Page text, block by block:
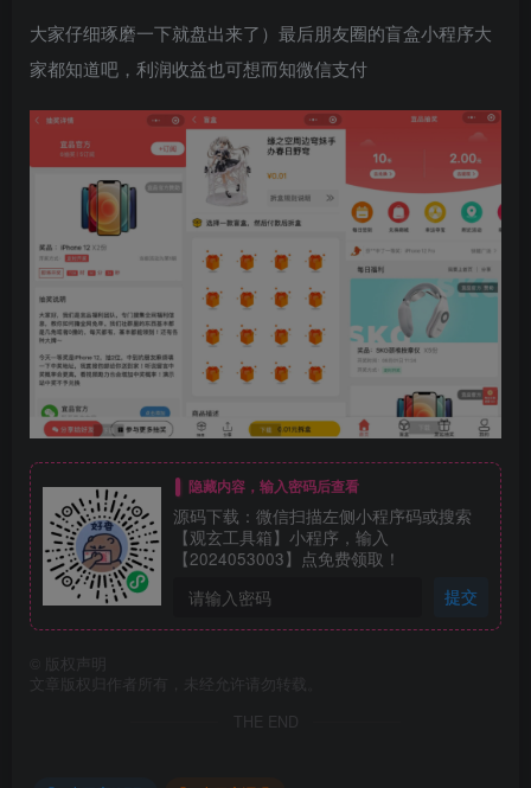
大家仔细琢磨一下就盘出来了）最后朋友圈的盲盒小程序大
家都知道吧，利润收益也可想而知微信支付
隐藏内容，输入密码后查看
源码下载：微信扫描左侧小程序码或搜索
【观玄工具箱】小程序，输入
【2024053003】点免费领取！
提交
版权声明
文章版权归作者所有，未经允许请勿转载。
THE END